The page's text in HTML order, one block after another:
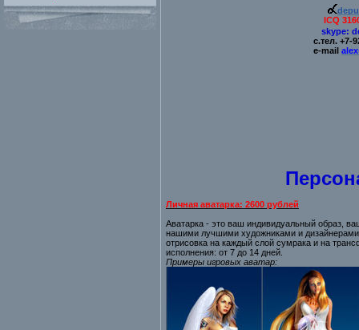
ICQ
skype:
с.тел. +7-
e-mail
Личная аватарка: 2600 рублей
Аватарка - это ваш индивидуальный образ,
нашими лучшими художниками и
отрисовка на каждый слой сумрака и на
исполнения: от 7 до 14 дней.
Примеры игровых аватар: